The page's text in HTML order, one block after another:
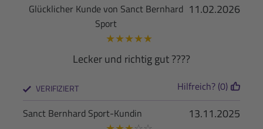
11.02.2026
Glücklicher Kunde von Sanct Bernhard
Sport
★★★★★
Lecker und richtig gut ????
VERIFIZIERT Hilfreich? (0)
13.11.2025
Sanct Bernhard Sport-Kundin